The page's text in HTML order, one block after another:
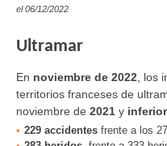
el 06/12/2022
Ultramar
En noviembre de 2022, los
territorios franceses de
noviembre de 2021 y
229 accidentes frente a los